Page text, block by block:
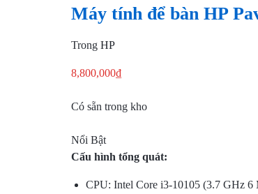
TẦNG
CNTT,
QUẢN
LÝ
KHO
BÃI,
Máy tính để bàn HP
Trong HP
8,800,000₫
Có sẵn trong kho
Nổi Bật
Cấu hình tổng quát:
CPU: Intel Core i3-10105 (3.7 GHz 6